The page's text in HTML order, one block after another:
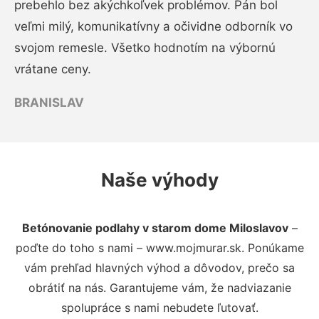
prebehlo bez akýchkoľvek problémov. Pán bol
veľmi milý, komunikatívny a očividne odborník vo
svojom remesle. Všetko hodnotím na výbornú
vrátane ceny.
BRANISLAV
Naše výhody
Betónovanie podlahy v starom dome Miloslavov–
poďte do toho s nami – www.mojmurar.sk. Ponúkame
vám prehľad hlavných výhod a dôvodov, prečo sa
obrátiť na nás. Garantujeme vám, že nadviazanie
spolupráce s nami nebudete ľutovať.